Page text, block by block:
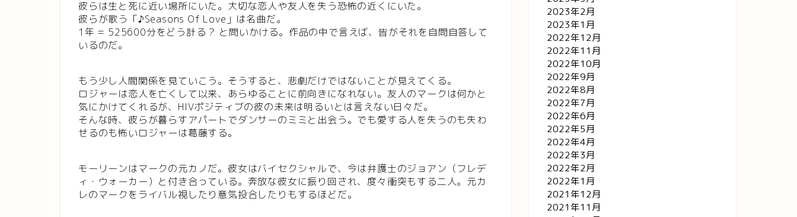
彼らは生と死に近い場所にいた。大切な恋人や友人を失う恐怖の近くにいた。
彼らが歌う「♪Seasons Of Love」は名曲だ。
1年 = 525600分をどう計る？ と問いかける。作品の中で言えば、皆がそれを自問自答して
いるのだ。
もう少し人間関係を見ていこう。そうすると、悲劇だけではないことが見えてくる。
ロジャーは恋人を亡くして以来、あらゆることに前向きになれない。友人のマークは何かと
気にかけてくれるが、HIVポジティブの彼の未来は明るいとは言えない日々だ。
そんな時、彼らが暮らすアパートでダンサーのミミと出会う。でも愛する人を失うのも失わ
せるのも怖いロジャーは葛藤する。
モーリーンはマークの元カノだ。彼女はバイセクシャルで、今は弁護士のジョアン（フレデ
ィ・ウォーカー）と付き合っている。奔放な彼女に振り回され、度々衝突もする二人。元カ
レのマークをライバル視したり意気投合したりもするほどだ。
2023年2月
2023年1月
2022年12月
2022年11月
2022年10月
2022年9月
2022年8月
2022年7月
2022年6月
2022年5月
2022年4月
2022年3月
2022年2月
2022年1月
2021年12月
2021年11月